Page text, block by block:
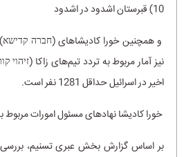
10) قبرستان اشدود در اشدود
و همچنین خورا کادیشاهای (חברה קדישא)
نیز آمار مربوط به تردد تیم‌های زاکا
اخیر در اسرائیل حداقل 1281 نفر است.
خورا کادیشا نهادهای مسئول امورات مربوط
بر اساس گزارش بخش عبری تسنیم، بررسی